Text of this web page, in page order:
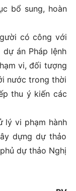
bổ sung, hoàn
có công với
án Pháp lệnh
vi, đối tượng
nước trong thời
thu ý kiến các
lý vi phạm hành
dựng dự thảo
dự thảo Nghị